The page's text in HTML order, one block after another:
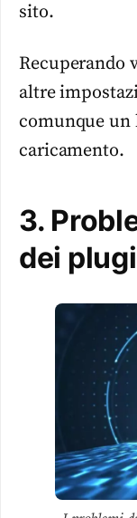
sito.
Recuperando
altre
comunque
caricamento.
3.
dei